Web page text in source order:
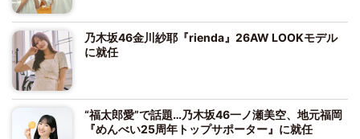
乃木坂46金川紗耶『rienda』26AW LOOKモデル
に就任
“福太郎愛”で話題…乃木坂46一ノ瀬美空、地元福岡
『めんべい25周年トップサポーター』に就任